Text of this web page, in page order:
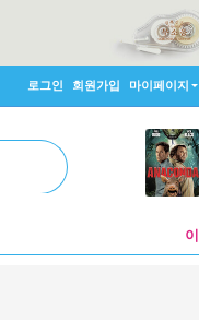
로그인 회원가입 마이페이지